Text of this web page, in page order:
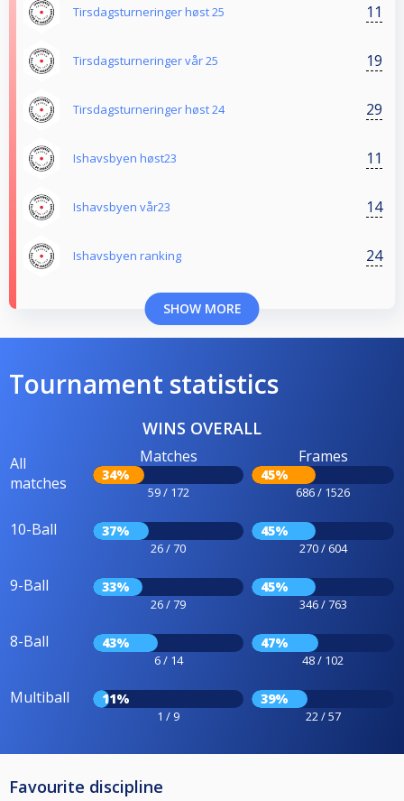
Tirsdagsturneringer høst 25 11
Tirsdagsturneringer vår 25 19
Tirsdagsturneringer høst 24 29
Ishavsbyen høst23 11
Ishavsbyen vår23 14
Ishavsbyen ranking 24
SHOW MORE
Tournament statistics
WINS OVERALL
All
matches
Matches
34%
59 / 172
Frames
45%
686 / 1526
10-Ball 37%
26 / 70
45%
270 / 604
9-Ball 33%
26 / 79
45%
346 / 763
8-Ball 43%
6 / 14
47%
48 / 102
Multiball 11%
1 / 9
39%
22 / 57
Favourite discipline